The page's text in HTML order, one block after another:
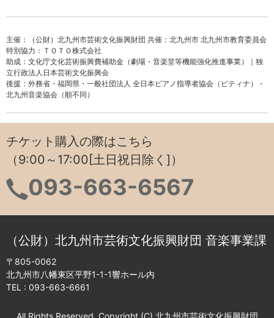
主催：（公財）北九州市芸術文化振興財団 共催：北九州市 北九州市教育委員会
特別協力：ＴＯＴＯ株式会社
助成：文化庁文化芸術振興費補助金（劇場・音楽堂等機能強化推進事業）｜独
立行政法人日本芸術文化振興会
後援：外務省・福岡県・一般社団法人 全日本ピアノ指導者協会（ピティナ）・
北九州音楽協会（順不同）
チケット購入の際はこちら
（9:00～17:00[土日祝日除く]）
093-663-6567
（公財）北九州市芸術文化振興財団 音楽事業課
〒805-0062
北九州市八幡東区平野1-1-1響ホール内
TEL : 093-663-6661